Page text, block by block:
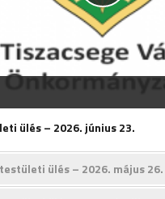
ülés – 2026. június 23.
ülés – 2026. május 26.